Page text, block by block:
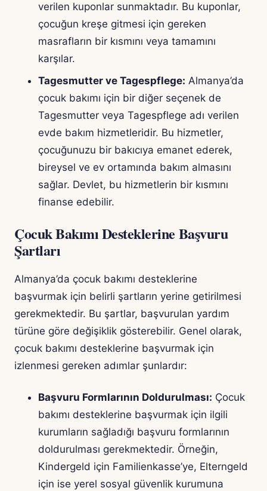
verilen kuponlar sunmaktadır. Bu kuponlar,
çocuğun kreşe gitmesi için gereken
masrafların bir kısmını veya tamamını
karşılar.
Tagesmutter ve Tagespflege: Almanya’da
çocuk bakımı için bir diğer seçenek de
Tagesmutter veya Tagespflege adı verilen
evde bakım hizmetleridir. Bu hizmetler,
çocuğunuzu bir bakıcıya emanet ederek,
bireysel ve ev ortamında bakım almasını
sağlar. Devlet, bu hizmetlerin bir kısmını
finanse edebilir.
Çocuk Bakımı Desteklerine Başvuru
Şartları
Almanya’da çocuk bakımı desteklerine
başvurmak için belirli şartların yerine getirilmesi
gerekmektedir. Bu şartlar, başvurulan yardım
türüne göre değişiklik gösterebilir. Genel olarak,
çocuk bakımı desteklerine başvurmak için
izlenmesi gereken adımlar şunlardır:
Başvuru Formlarının Doldurulması: Çocuk
bakımı desteklerine başvurmak için ilgili
kurumların sağladığı başvuru formlarının
doldurulması gerekmektedir. Örneğin,
Kindergeld için Familienkasse’ye, Elterngeld
için ise yerel sosyal güvenlik kurumuna